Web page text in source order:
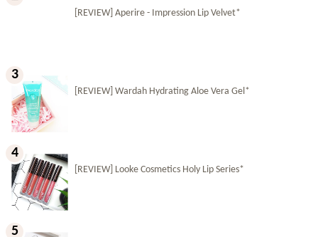
[REVIEW] Aperire - Impression Lip Velvet*
[REVIEW] Wardah Hydrating Aloe Vera Gel*
[REVIEW] Looke Cosmetics Holy Lip Series*